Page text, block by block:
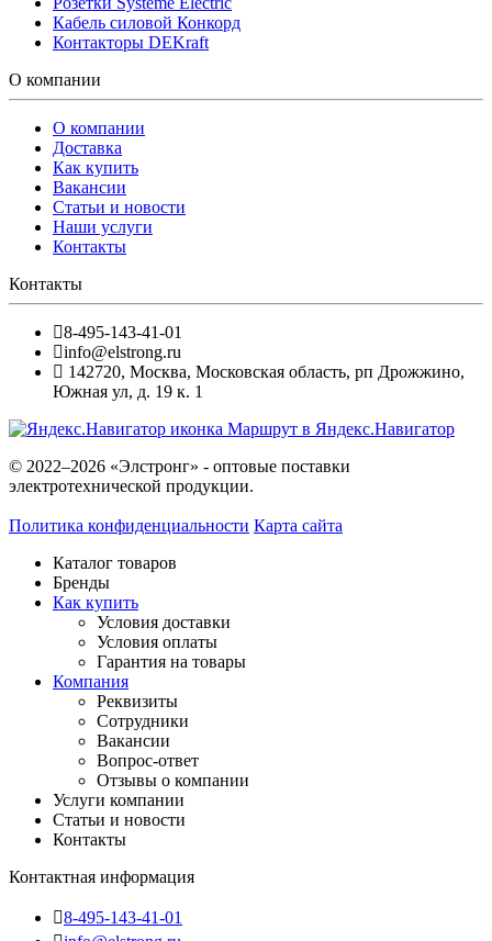
Кабель силовой Конкорд
Контакторы DEKraft
О компании
О компании
Доставка
Как купить
Вакансии
Статьи и новости
Наши услуги
Контакты
Контакты
8-495-143-41-01
info@elstrong.ru
142720, Москва, Московская область, рп Дрожжино,
Южная ул, д. 19 к. 1
Маршрут в Яндекс.Навигатор
© 2022–2026 «Элстронг» - оптовые поставки
электротехнической продукции.
Политика конфиденциальности Карта сайта
Каталог товаров
Бренды
Как купить
Условия доставки
Условия оплаты
Гарантия на товары
Компания
Реквизиты
Сотрудники
Вакансии
Вопрос-ответ
Отзывы о компании
Услуги компании
Статьи и новости
Контакты
Контактная информация
8-495-143-41-01